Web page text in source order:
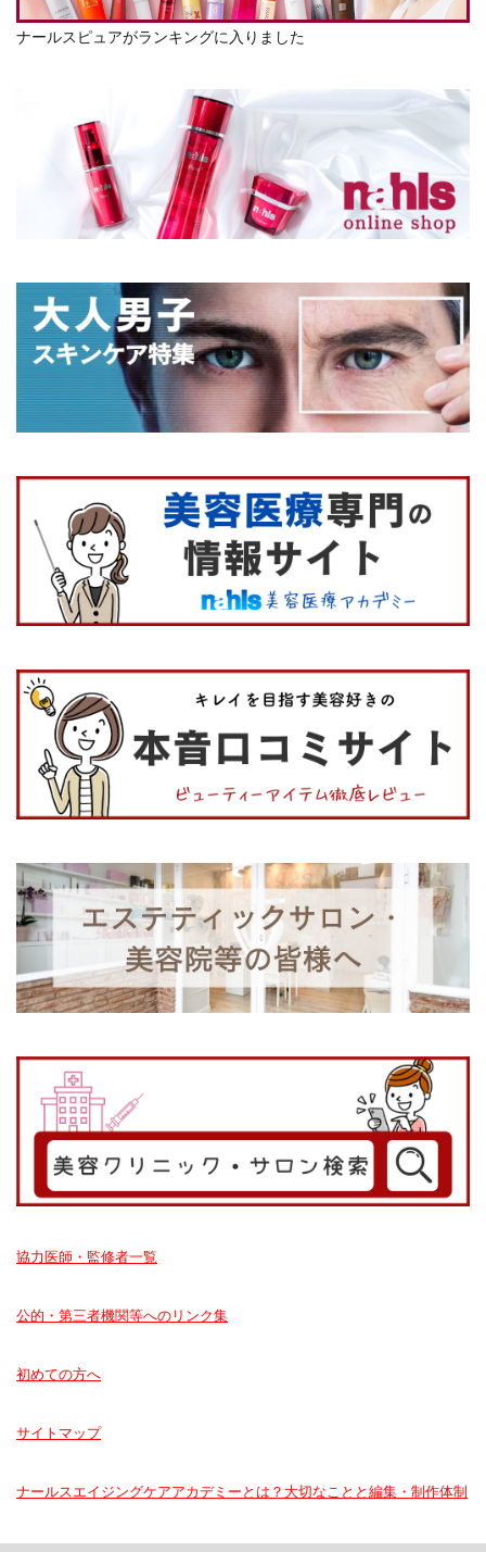
ナールスピュアがランキングに入りました
協力医師・監修者一覧
公的・第三者機関等へのリンク集
初めての方へ
サイトマップ
ナールスエイジングケアアカデミーとは？大切なことと編集・制作体制